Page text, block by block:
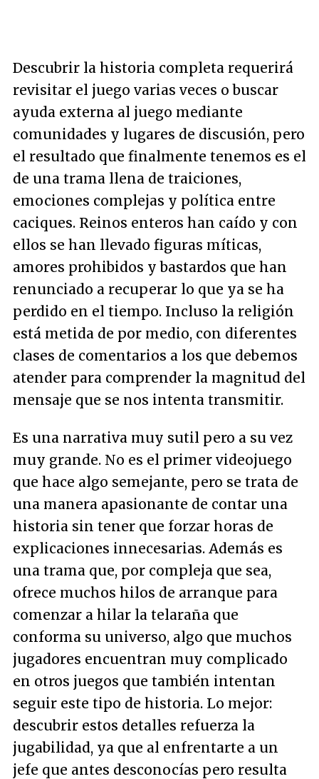
Descubrir la historia completa requerirá
revisitar el juego varias veces o buscar
ayuda externa al juego mediante
comunidades y lugares de discusión, pero
el resultado que finalmente tenemos es el
de una trama llena de traiciones,
emociones complejas y política entre
caciques. Reinos enteros han caído y con
ellos se han llevado figuras míticas,
amores prohibidos y bastardos que han
renunciado a recuperar lo que ya se ha
perdido en el tiempo. Incluso la religión
está metida de por medio, con diferentes
clases de comentarios a los que debemos
atender para comprender la magnitud del
mensaje que se nos intenta transmitir.
Es una narrativa muy sutil pero a su vez
muy grande. No es el primer videojuego
que hace algo semejante, pero se trata de
una manera apasionante de contar una
historia sin tener que forzar horas de
explicaciones innecesarias. Además es
una trama que, por compleja que sea,
ofrece muchos hilos de arranque para
comenzar a hilar la telaraña que
conforma su universo, algo que muchos
jugadores encuentran muy complicado
en otros juegos que también intentan
seguir este tipo de historia. Lo mejor:
descubrir estos detalles refuerza la
jugabilidad, ya que al enfrentarte a un
jefe que antes desconocías pero resulta